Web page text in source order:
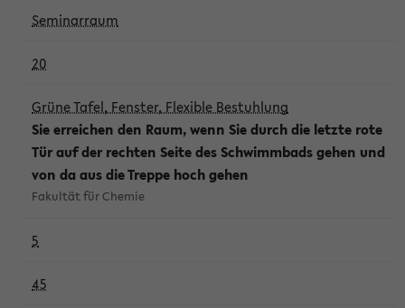
Seminarraum
20
Grüne Tafel, Fenster, Flexible Bestuhlung
Sie erreichen den Raum, wenn Sie durch die letzte rote
Tür auf der rechten Seite des Schwimmbads gehen und
von da aus die Treppe hoch gehen
Fakultät für Chemie
5
45